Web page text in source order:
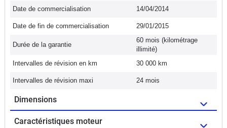
Date de commercialisation 14/04/2014
Date de fin de commercialisation 29/01/2015
Durée de la garantie
60 mois (kilométrage
illimité)
Intervalles de révision en km
30 000 km
Intervalles de révision maxi 24 mois
Dimensions
Caractéristiques moteur